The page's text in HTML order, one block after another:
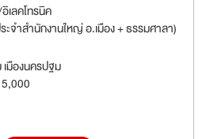
เลคโทรนิค
ะจำสำนักงานใหญ่ อ.เมือง + ธรรมศาลา)
มืองนครปฐม